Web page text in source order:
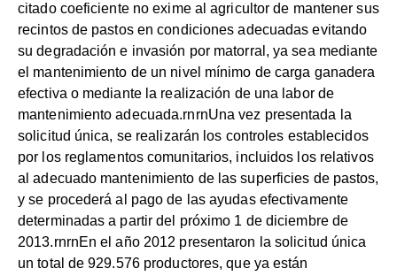
citado coeficiente no exime al agricultor de mantener sus
recintos de pastos en condiciones adecuadas evitando
su degradación e invasión por matorral, ya sea mediante
el mantenimiento de un nivel mínimo de carga ganadera
efectiva o mediante la realización de una labor de
mantenimiento adecuada.rnrnUna vez presentada la
solicitud única, se realizarán los controles establecidos
por los reglamentos comunitarios, incluidos los relativos
al adecuado mantenimiento de las superficies de pastos,
y se procederá al pago de las ayudas efectivamente
determinadas a partir del próximo 1 de diciembre de
2013.rnrnEn el año 2012 presentaron la solicitud única
un total de 929.576 productores, que ya están